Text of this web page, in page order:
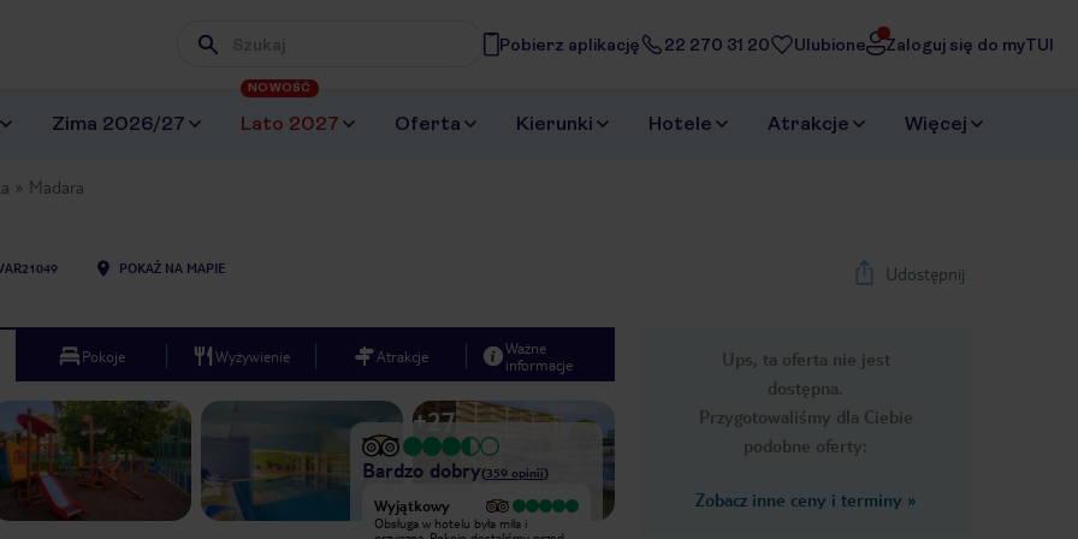
Wpisz frazę, której szukasz
Pobierz aplikację 22 270 31 20 Ulubione Zaloguj się do myTUI
Zima 2026/27 Lato 2027
NOWOŚĆ
Oferta Kierunki Hotele Atrakcje Więcej
Madara
POKAŻ NA MAPIE Udostępnij
Ups, ta oferta nie jest
dostępna.
Przygotowaliśmy dla Ciebie
podobne oferty:
Zobacz inne ceny i terminy »
Pokoje Wyżywienie Atrakcje
Ważne
informacje
Next slide
1/33
+27
Bardzo dobry(359 opinii)
Zacznę od tego, że same Złote
Wyjątkowy
Obsługa w hotelu była miła i